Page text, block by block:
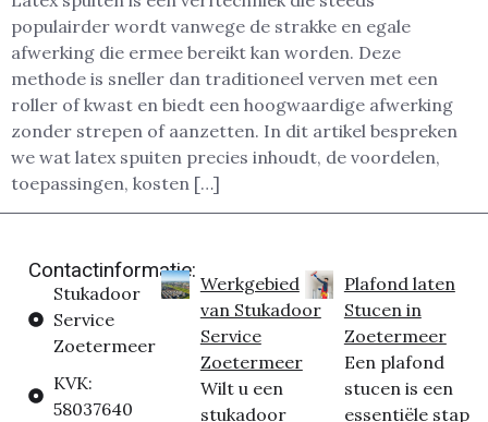
populairder wordt vanwege de strakke en egale
afwerking die ermee bereikt kan worden. Deze
methode is sneller dan traditioneel verven met een
roller of kwast en biedt een hoogwaardige afwerking
zonder strepen of aanzetten. In dit artikel bespreken
we wat latex spuiten precies inhoudt, de voordelen,
toepassingen, kosten […]
Contactinformatie:
Stukadoor
Service
Zoetermeer
KVK:
58037640
Werkgebied
van Stukadoor
Service
Zoetermeer
Wilt u een
stukadoor
Plafond laten
Stucen in
Zoetermeer
Een plafond
stucen is een
essentiële stap